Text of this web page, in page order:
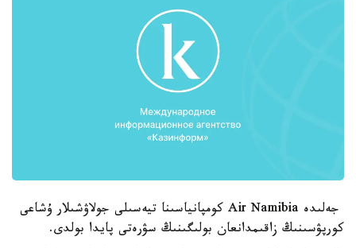
جەلىدە Air Namibia كومپانياسىنا تيەسىلى جولاۋشىلار ۇشاعى
كورپۋسىنىڭ زاقىمدانعان بولىگىنىڭ سۋرەتى پايدا بولدى.